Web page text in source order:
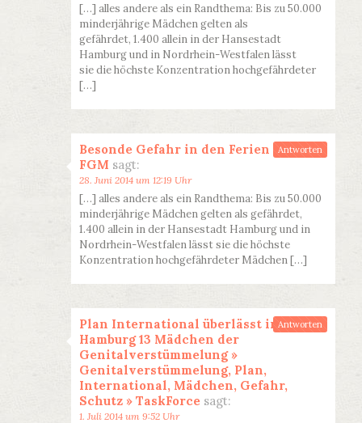
[…] alles andere als ein Randthema: Bis zu 50.000
minderjährige Mädchen gelten als
gefährdet, 1.400 allein in der Hansestadt
Hamburg und in Nordrhein-Westfalen lässt
sie die höchste Konzentration hochgefährdeter
[…]
Besonde Gefahr in den Ferien - SOS
FGM sagt:
28. Juni 2014 um 12:19 Uhr
[…] alles andere als ein Randthema: Bis zu 50.000
minderjährige Mädchen gelten als gefährdet,
1.400 allein in der Hansestadt Hamburg und in
Nordrhein-Westfalen lässt sie die höchste
Konzentration hochgefährdeter Mädchen […]
Antworten
Plan International überlässt in
Hamburg 13 Mädchen der
Genitalverstümmelung »
Genitalverstümmelung, Plan,
International, Mädchen, Gefahr,
Schutz » TaskForce sagt:
1. Juli 2014 um 9:52 Uhr
Antworten